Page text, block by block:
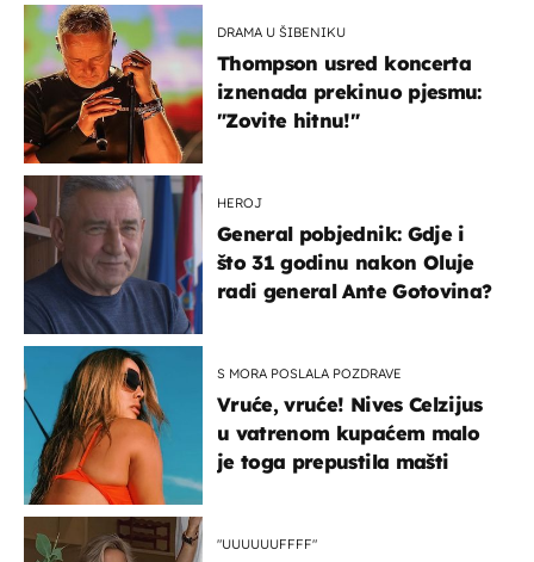
DRAMA U ŠIBENIKU
Thompson usred koncerta
iznenada prekinuo pjesmu:
"Zovite hitnu!"
HEROJ
General pobjednik: Gdje i
što 31 godinu nakon Oluje
radi general Ante Gotovina?
S MORA POSLALA POZDRAVE
Vruće, vruće! Nives Celzijus
u vatrenom kupaćem malo
je toga prepustila mašti
"UUUUUUFFFF"